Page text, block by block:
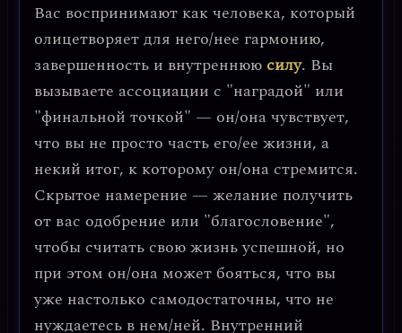
Вас воспринимают как человека, который
олицетворяет для него/нее гармонию,
завершенность и внутреннюю силу. Вы
вызываете ассоциации с "наградой" или
"финальной точкой" — он/она чувствует,
что вы не просто часть его/ее жизни, а
некий итог, к которому он/она стремится.
Скрытое намерение — желание получить
от вас одобрение или "благословение",
чтобы считать свою жизнь успешной, но
при этом он/она может бояться, что вы
уже настолько самодостаточны, что не
нуждаетесь в нем/ней. Внутренний